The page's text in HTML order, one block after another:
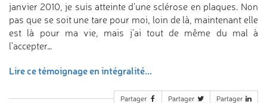
janvier 2010, je suis atteinte d'une sclérose en plaques. Non
pas que se soit une tare pour moi, loin de là, maintenant elle
est là pour ma vie, mais j'ai tout de même du mal à
l'accepter…
Lire ce témoignage en intégralité...
Partager Partager Partager